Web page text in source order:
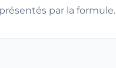
par la formule.